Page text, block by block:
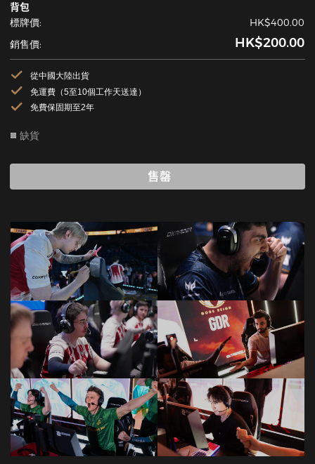
背包
標牌價:
HK$400.00
銷售價:
HK$200.00
從中國大陸出貨
免運費（5至10個工作天送達）
免費保固期至2年
缺貨
售罄